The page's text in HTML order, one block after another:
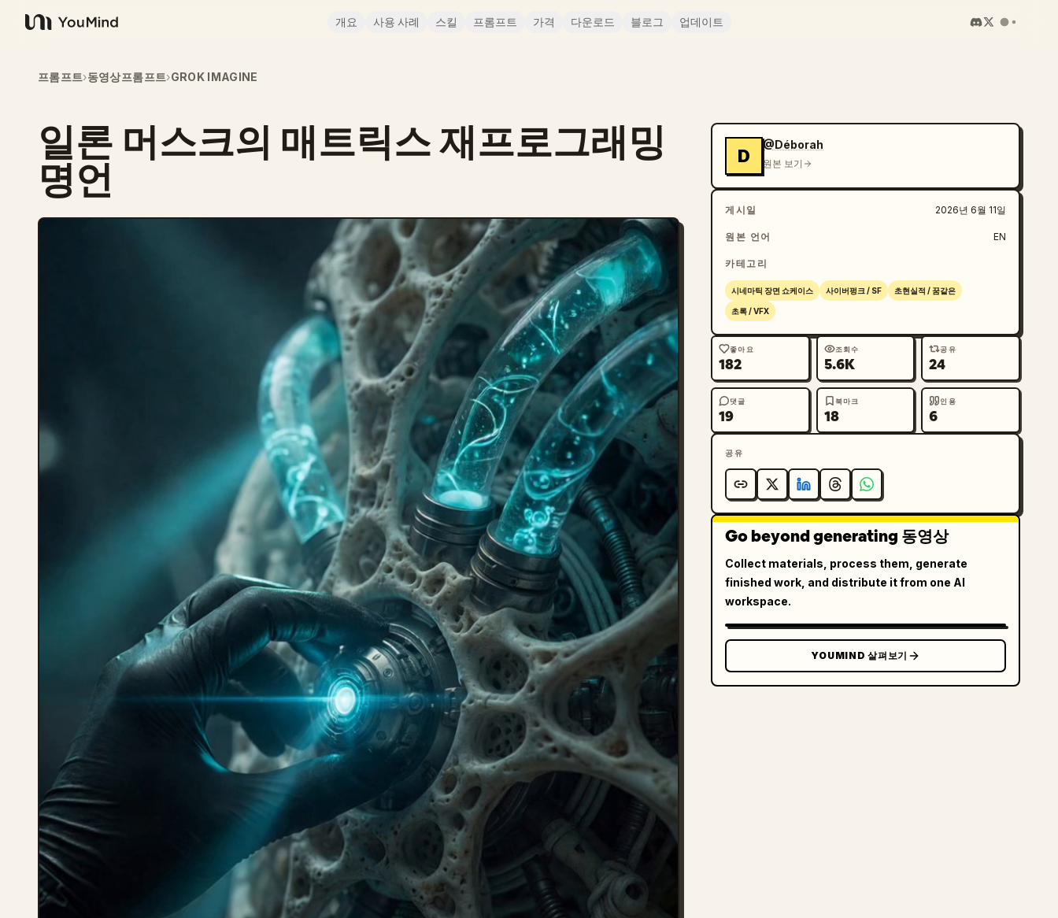
YouMind
개요 사용 사례 스킬 프롬프트 가격 다운로드 블로그 업데이트
프롬프트›동영상프롬프트›GROK IMAGINE
일론 머스크의 매트릭스 재프로그래밍
명언 D
@Déborah
원본 보기
게시일 2026년 6월 11일
원본 언어 EN
카테고리
시네마틱 장면 쇼케이스 사이버펑크 / SF 초현실적 / 꿈같은
초록 / VFX
좋아요
182
조회수
5.6K
공유
24
댓글
19
북마크
18
인용
6
공유
Go beyond generating 동영상
Collect materials, process them, generate
finished work, and distribute it from one AI
workspace.
YOUMIND 살펴보기